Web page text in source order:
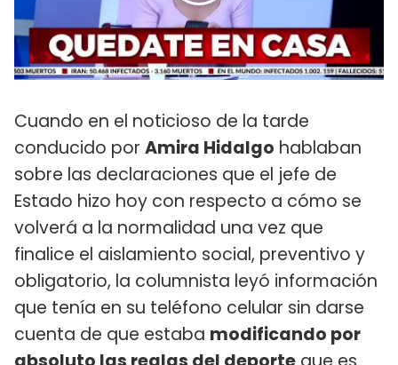
Cuando en el noticioso de la tarde
conducido por Amira Hidalgo hablaban
sobre las declaraciones que el jefe de
Estado hizo hoy con respecto a cómo se
volverá a la normalidad una vez que
finalice el aislamiento social, preventivo y
obligatorio, la columnista leyó información
que tenía en su teléfono celular sin darse
cuenta de que estaba modificando por